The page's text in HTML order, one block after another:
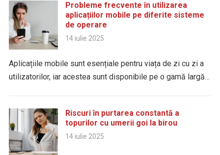
Probleme frecvente în utilizarea
aplicațiilor mobile pe diferite sisteme
de operare
14 iulie 2025
Aplicațiile mobile sunt esențiale pentru viața de zi cu zi a
utilizatorilor, iar acestea sunt disponibile pe o gamă largă…
Riscuri în purtarea constantă a
topurilor cu umerii goi la birou
14 iulie 2025